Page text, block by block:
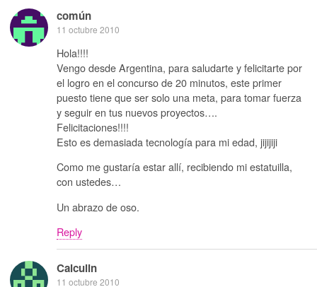
común
11 octubre 2010
Hola!!!!
Vengo desde Argentina, para saludarte y felicitarte por
el logro en el concurso de 20 minutos, este primer
puesto tiene que ser solo una meta, para tomar fuerza
y seguir en tus nuevos proyectos….
Felicitaciones!!!!
Esto es demasiada tecnología para mi edad, jijijiji
Como me gustaría estar allí, recibiendo mi estatuilla,
con ustedes…
Un abrazo de oso.
Reply
Calculin
11 octubre 2010